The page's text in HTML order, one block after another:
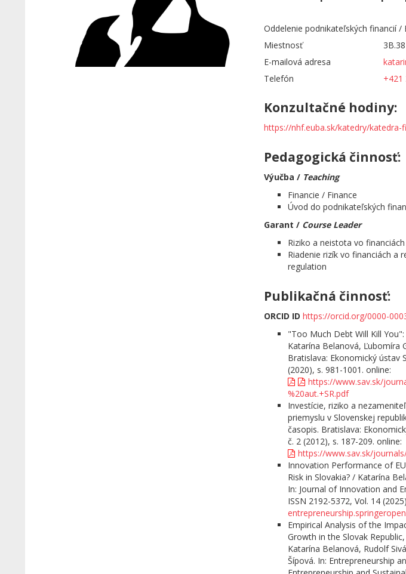
Oddelenie podnikateľských financií
Miestnosť
3B.38
E-mailová adresa
Telefón
+421
Konzultačné hodiny:
https://nhf.euba.sk/katedry/katedra-
Pedagogická činnosť:
Výučba / Teaching
Financie / Finance
Úvod do podnikateľských
Garant / Course Leader
Riziko a neistota vo
Riadenie rizík vo financiách a
regulation
Publikačná činnosť:
ORCID ID https://orcid.org/0000-
"Too Much Debt Will Kill
Katarína Belanová, Ľubomíra
Bratislava: Ekonomický ústav
(2020), s. 981-1001. online:
https://www.sav.sk/
%20aut.+SR.pdf
Investície, riziko a
priemyslu v Slovenskej
časopis. Bratislava:
č. 2 (2012), s. 187-209. online:
https://www.sav.sk/
Innovation Performance of
Risk in Slovakia? / Katarína
In: Journal of Innovation and
ISSN 2192-5372, Vol. 14
Empirical Analysis of the
Growth in the Slovak
Katarína Belanová, Rudolf
Šípová. In: Entrepreneurship